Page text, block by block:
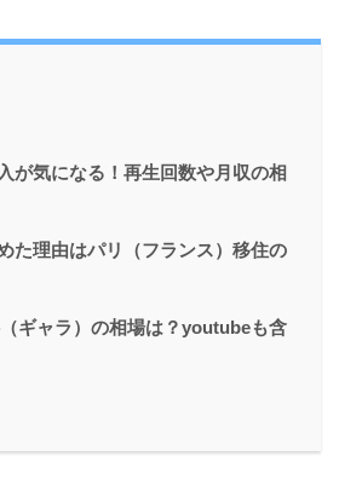
が気になる！再生回数や月収の相
た理由はパリ（フランス）移住の
ギャラ）の相場は？youtubeも含